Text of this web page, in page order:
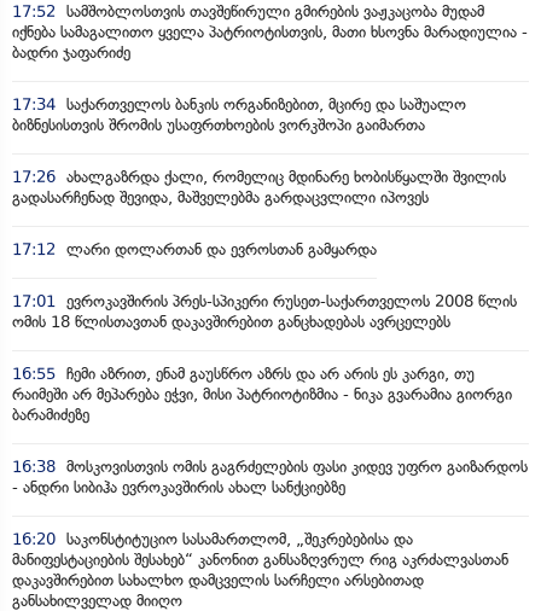
17:52
სამშობლოსთვის თავშეწირული გმირების ვაჟკაცობა მუდამ
იქნება სამაგალითო ყველა პატრიოტისთვის, მათი ხსოვნა მარადიულია -
ბადრი ჯაფარიძე
17:34 საქართველოს ბანკის ორგანიზებით, მცირე და საშუალო
ბიზნესისთვის შრომის უსაფრთხოების ვორკშოპი გაიმართა
17:26 ახალგაზრდა ქალი, რომელიც მდინარე ხობისწყალში შვილის
გადასარჩენად შევიდა, მაშველებმა გარდაცვლილი იპოვეს
17:12 ლარი დოლართან და ევროსთან გამყარდა
17:01
ევროკავშირის პრეს-სპიკერი რუსეთ-საქართველოს 2008 წლის
ომის 18 წლისთავთან დაკავშირებით განცხადებას ავრცელებს
16:55 ჩემი აზრით, ენამ გაუსწრო აზრს და არ არის ეს კარგი, თუ
რაიმეში არ მეპარება ეჭვი, მისი პატრიოტიზმია - ნიკა გვარამია გიორგი
ბარამიძეზე
16:38 მოსკოვისთვის ომის გაგრძელების ფასი კიდევ უფრო გაიზარდოს
- ანდრი სიბიჰა ევროკავშირის ახალ სანქციებზე
16:20 საკონსტიტუციო სასამართლომ, „შეკრებებისა და
მანიფესტაციების შესახებ“ კანონით განსაზღვრულ რიგ აკრძალვასთან
დაკავშირებით სახალხო დამცველის სარჩელი არსებითად
განსახილველად მიიღო